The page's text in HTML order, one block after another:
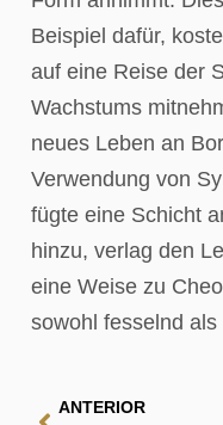
Beispiel dafür,
auf eine Reise der
Wachstums
neues Leben an
Verwendung von
fügte eine Schicht
hinzu, verlag den
eine Weise zu
sowohl fesselnd
ANTERIOR